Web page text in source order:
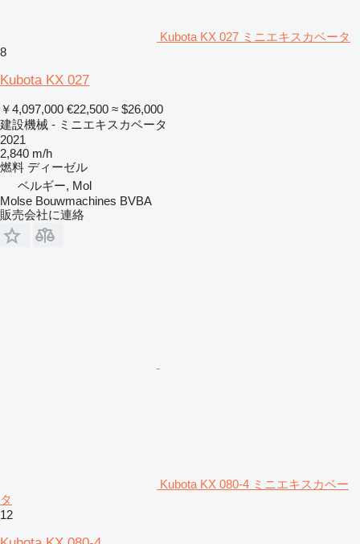
Kubota KX 027 ミニエキスカベータ
8
Kubota KX 027
￥4,097,000 €22,500 ≈ $26,000
建設機械 - ミニエキスカベータ
2021
2,840 m/h
燃料 ディーゼル
ベルギー, Mol
Molse Bouwmachines BVBA
販売会社に連絡
Kubota KX 080-4 ミニエキスカベー
タ
12